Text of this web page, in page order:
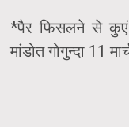
*पैर फिसलने से कुएं
मांडोत गोगुन्दा 11